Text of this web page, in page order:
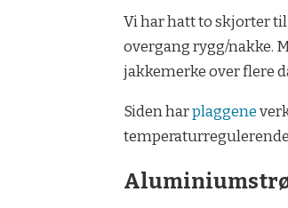
Vi har hatt to skjorter
overgang rygg/nakke.
jakkemerke over flere
Siden harplaggene